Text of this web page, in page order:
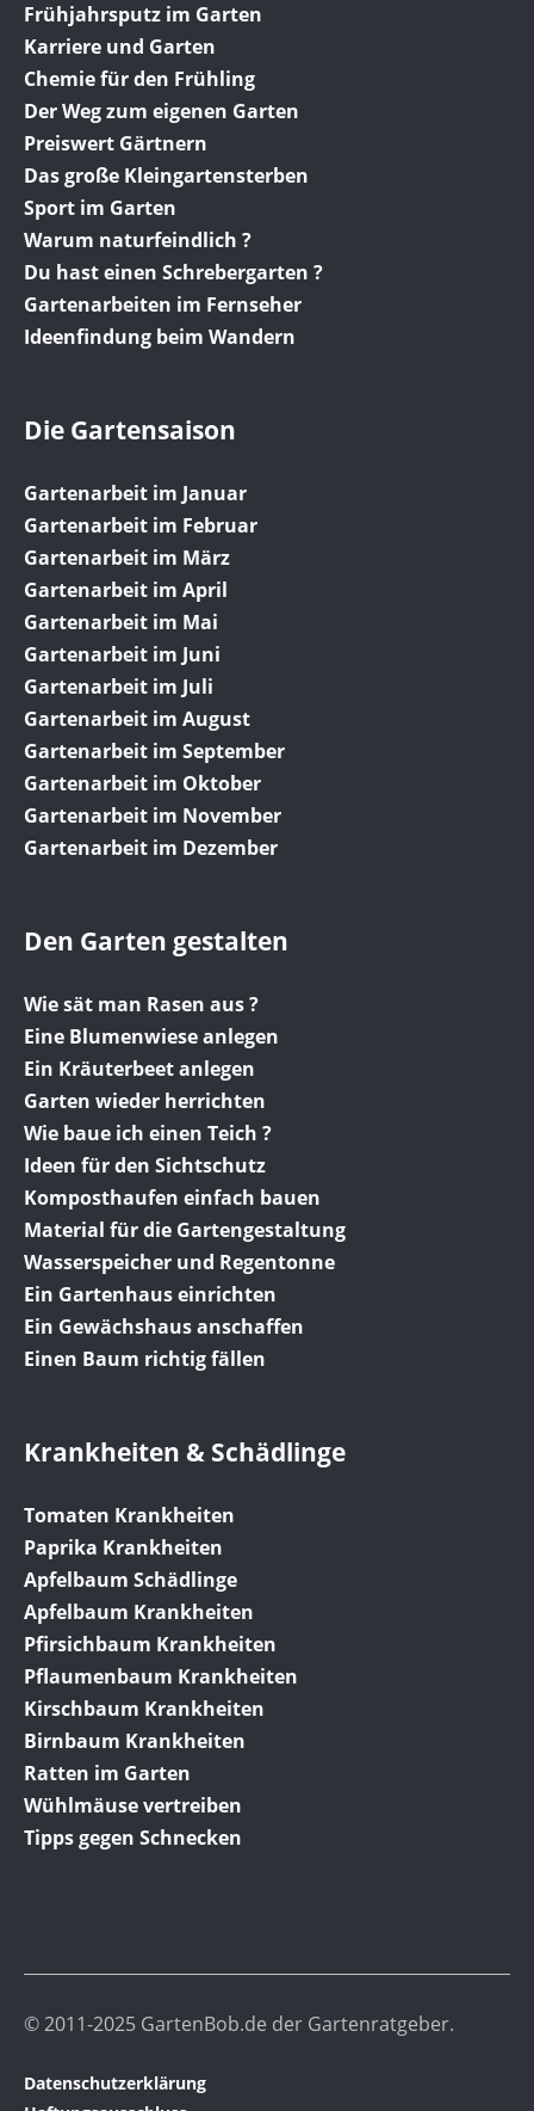
Frühjahrsputz im Garten
Karriere und Garten
Chemie für den Frühling
Der Weg zum eigenen Garten
Preiswert Gärtnern
Das große Kleingartensterben
Sport im Garten
Warum naturfeindlich ?
Du hast einen Schrebergarten ?
Gartenarbeiten im Fernseher
Ideenfindung beim Wandern
Die Gartensaison
Gartenarbeit im Januar
Gartenarbeit im Februar
Gartenarbeit im März
Gartenarbeit im April
Gartenarbeit im Mai
Gartenarbeit im Juni
Gartenarbeit im Juli
Gartenarbeit im August
Gartenarbeit im September
Gartenarbeit im Oktober
Gartenarbeit im November
Gartenarbeit im Dezember
Den Garten gestalten
Wie sät man Rasen aus ?
Eine Blumenwiese anlegen
Ein Kräuterbeet anlegen
Garten wieder herrichten
Wie baue ich einen Teich ?
Ideen für den Sichtschutz
Komposthaufen einfach bauen
Material für die Gartengestaltung
Wasserspeicher und Regentonne
Ein Gartenhaus einrichten
Ein Gewächshaus anschaffen
Einen Baum richtig fällen
Krankheiten & Schädlinge
Tomaten Krankheiten
Paprika Krankheiten
Apfelbaum Schädlinge
Apfelbaum Krankheiten
Pfirsichbaum Krankheiten
Pflaumenbaum Krankheiten
Kirschbaum Krankheiten
Birnbaum Krankheiten
Ratten im Garten
Wühlmäuse vertreiben
Tipps gegen Schnecken
© 2011-2025 GartenBob.de der Gartenratgeber.
Datenschutzerklärung